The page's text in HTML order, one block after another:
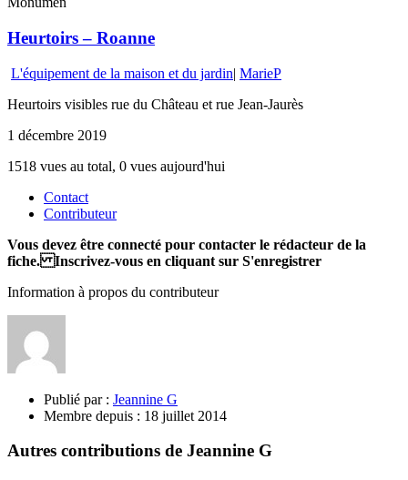
Heurtoirs – Roanne
L'équipement de la maison et du jardin| MarieP
Heurtoirs visibles rue du Château et rue Jean-Jaurès
1 décembre 2019
1518 vues au total, 0 vues aujourd'hui
Contact
Contributeur
Vous devez être connecté pour contacter le rédacteur de la
fiche. Inscrivez-vous en cliquant sur S'enregistrer
Information à propos du contributeur
Publié par : Jeannine G
Membre depuis : 18 juillet 2014
Autres contributions de Jeannine G